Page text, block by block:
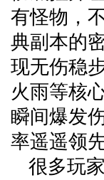
有怪物，
典副本的
现无伤稳
火雨等核
瞬间爆发
率遥遥领
很多玩